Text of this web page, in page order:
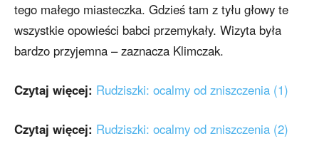
tego małego miasteczka. Gdzieś tam z tyłu głowy te
wszystkie opowieści babci przemykały. Wizyta była
bardzo przyjemna – zaznacza Klimczak.
Czytaj więcej: Rudziszki: ocalmy od zniszczenia (1)
Czytaj więcej: Rudziszki: ocalmy od zniszczenia (2)